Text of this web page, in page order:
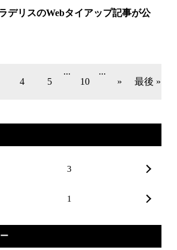
デリスのWebタイアップ記事が公
4 5
...
10
...
»
最後 »
3
1